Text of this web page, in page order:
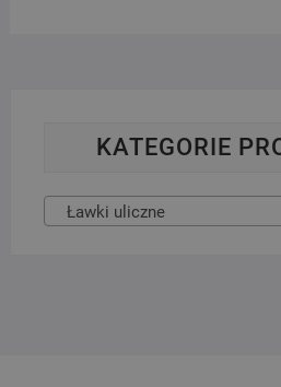
KATEGORIE
Ławki uliczne